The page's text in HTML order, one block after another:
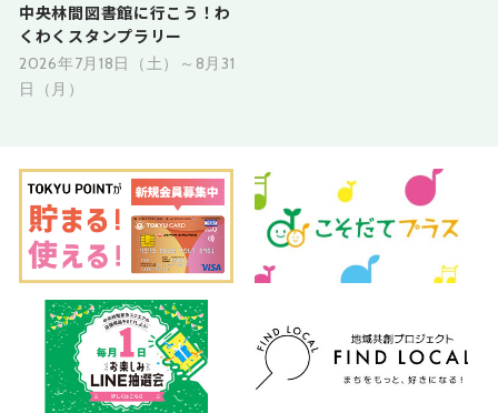
中央林間図書館に行こう！わ
くわくスタンプラリー
2026年7月18日（土）～8月31
日（月）